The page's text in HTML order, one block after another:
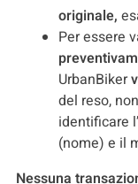
originale,
Per essere
UrbanBiker
del reso,
identificare
(nome) e il
Nessuna